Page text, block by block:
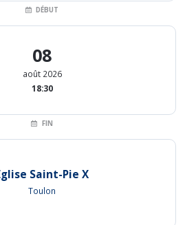
DÉBUT
08
août 2026
18:30
FIN
Saint-Pie X
Toulon